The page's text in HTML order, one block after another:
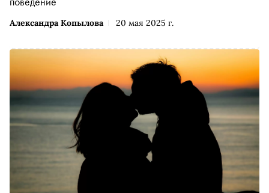
Александра Копылова 20 мая 2025 г.